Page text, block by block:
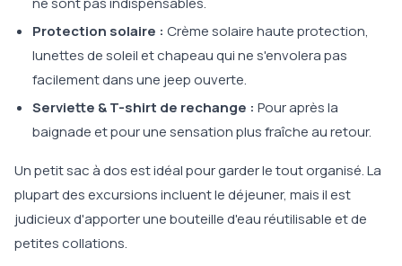
Protection solaire : Crème solaire haute protection,
lunettes de soleil et chapeau qui ne s'envolera pas
facilement dans une jeep ouverte.
Serviette & T-shirt de rechange : Pour après la
baignade et pour une sensation plus fraîche au retour.
Un petit sac à dos est idéal pour garder le tout organisé. La
plupart des excursions incluent le déjeuner, mais il est
judicieux d'apporter une bouteille d'eau réutilisable et de
petites collations.